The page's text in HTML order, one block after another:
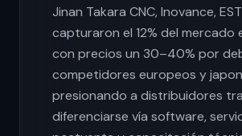
Jinan Takara CNC, Inovance,
capturaron el 12% del mercado
con precios un 30–40% por
competidores europeos y
presionando a distribuidores
diferenciarse vía software,